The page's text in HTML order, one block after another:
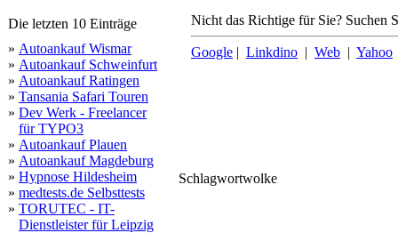
Die letzten 10 Einträge
» Autoankauf Wismar
» Autoankauf Schweinfurt
» Autoankauf Ratingen
» Tansania Safari Touren
» Dev Werk - Freelancer
für TYPO3
» Autoankauf Plauen
» Autoankauf Magdeburg
» Hypnose Hildesheim
» medtests.de Selbsttests
» TORUTEC - IT-
Dienstleister für Leipzig
Nicht das Richtige für Sie? Suchen
Google | Linkdino | Web | Yahoo
Schlagwortwolke